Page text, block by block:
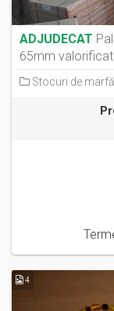
ADJUDECAT
65mm
Stocuri de marfă
4